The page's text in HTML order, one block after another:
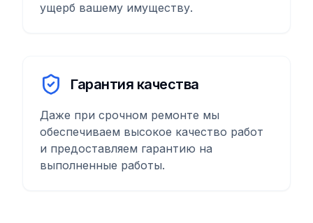
ущерб вашему имуществу.
Гарантия качества
Даже при срочном ремонте мы
обеспечиваем высокое качество работ
и предоставляем гарантию на
выполненные работы.